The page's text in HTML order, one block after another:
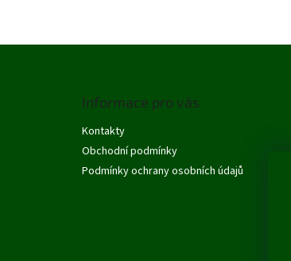
Informace pro vás
Kontakty
Obchodní podmínky
Podmínky ochrany osobních údajů